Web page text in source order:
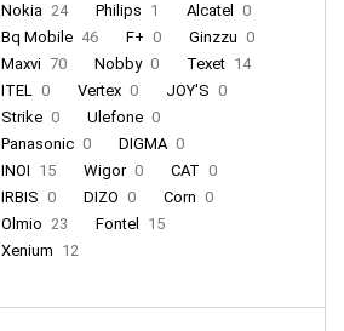
Nokia 24 Philips 1 Alcatel
0
Bq Mobile 46 F+ 0 Ginzzu 0
Maxvi 70 Nobby 0 Texet 14
ITEL 0 Vertex 0 JOY'S 0
Strike 0 Ulefone 0
Panasonic 0 DIGMA 0
INOI 15 Wigor 0 CAT 0
IRBIS 0 DIZO 0 Corn 0
Olmio 23 Fontel
15
Xenium 12